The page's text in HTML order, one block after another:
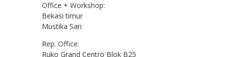
Office + Workshop:
Bekasi timur
Mustika Sari
Rep. Office:
Ruko Grand Centro Blok B25